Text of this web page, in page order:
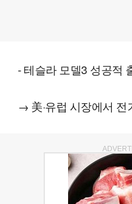
- 테슬라 모델3 성공적
→ 美·유럽 시장에서 전